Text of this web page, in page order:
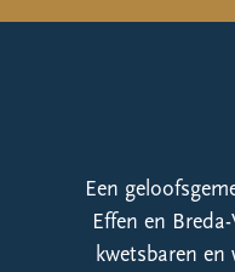
Een
Effen en
kwetsbaren